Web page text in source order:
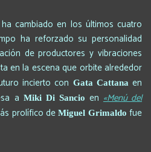
cambiado en los últimos cuatro
ha reforzado su personalidad
de productores y vibraciones
en la escena que orbite alrededor
incierto con Gata Cattanaen
a Miki Di Sancio en «Menú del
prolífico deMiguel Grimaldo fue